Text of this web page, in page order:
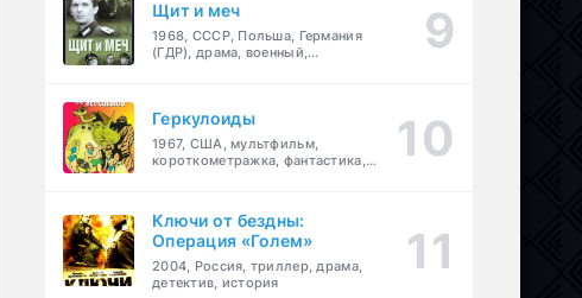
Щит и меч
1968, СССР, Польша, Германия
(ГДР), драма, военный,
Геркулоиды
1967, США, мультфильм,
короткометражка, фантастика,
Ключи от бездны:
Операция «Голем»
2004, Россия, триллер, драма,
детектив, история